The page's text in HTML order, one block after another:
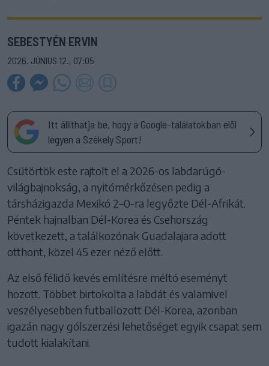
SEBESTYÉN ERVIN
2026. JÚNIUS 12., 07:05
Itt állíthatja be, hogy a Google-találatokban elöl
legyen a Székely Sport!
Csütörtök este rajtolt el a 2026-os labdarúgó-
világbajnokság, a nyitómérkőzésen pedig a
társházigazda Mexikó 2–0-ra legyőzte Dél-Afrikát.
Péntek hajnalban Dél-Korea és Csehország
következett, a találkozónak Guadalajara adott
otthont, közel 45 ezer néző előtt.
Az első félidő kevés említésre méltó eseményt
hozott. Többet birtokolta a labdát és valamivel
veszélyesebben futballozott Dél-Korea, azonban
igazán nagy gólszerzési lehetőséget egyik csapat sem
tudott kialakítani.